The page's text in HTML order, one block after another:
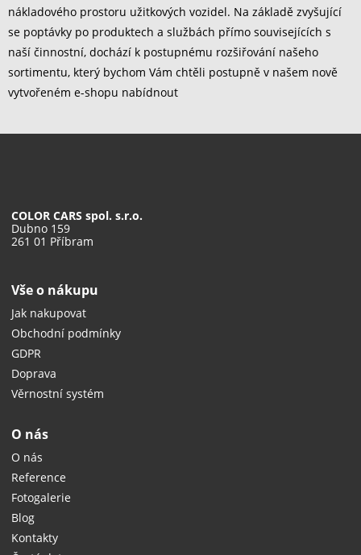
nákladového prostoru užitkových vozidel. Na základě zvyšující
se poptávky po produktech a službách přímo souvisejících s
naší činnostní, dochází k postupnému rozšiřování našeho
sortimentu, který bychom Vám chtěli postupně v našem nově
vytvořeném e-shopu nabídnout
COLOR CARS spol. s.r.o.
Dubno 159
261 01 Příbram
Vše o nákupu
Jak nakupovat
Obchodní podmínky
GDPR
Doprava
Věrnostní systém
O nás
O nás
Reference
Fotogalerie
Blog
Kontakty